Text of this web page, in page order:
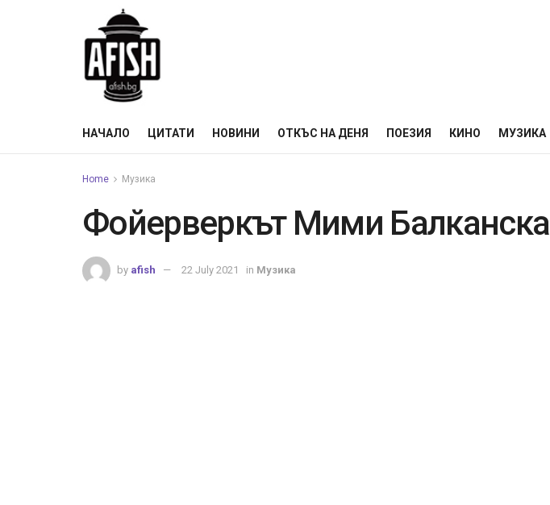
НАЧАЛО ЦИТАТИ НОВИНИ ОТКЪС НА ДЕНЯ ПОЕЗИЯ КИНО МУЗИКА
Home Музика
Фойерверкът Мими Балканска
by afish 22 July 2021 in Музика